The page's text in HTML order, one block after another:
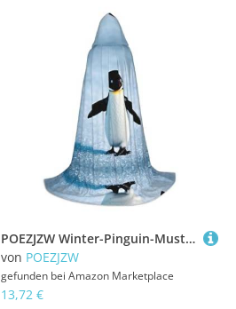
POEZJZW Winter-Pinguin-Muster, Kapuzenumhang, Umhang für Erwachsene, Herren, Damen, Weihnachten, Kapuzenumhang, Cosplay-Kostüme, Größe M
von POEZJZW
gefunden bei Amazon Marketplace
13,72 €